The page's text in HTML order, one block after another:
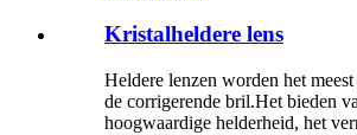
Kristalheldere lens
Heldere lenzen worden het
de corrigerende bril.Het bieden
hoogwaardige helderheid, het